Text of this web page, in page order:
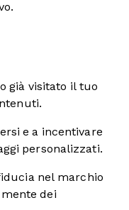
già visitato il tuo
e a incentivare
personalizzati.
nel marchio
dei